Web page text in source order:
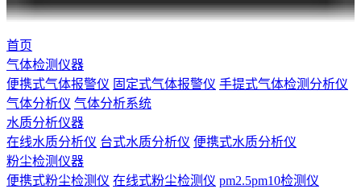
首页
气体检测仪器
便携式气体报警仪 固定式气体报警仪 手提式气体检测分析仪
气体分析仪 气体分析系统
水质分析仪器
在线水质分析仪 台式水质分析仪 便携式水质分析仪
粉尘检测仪器
便携式粉尘检测仪 在线式粉尘检测仪 pm2.5pm10检测仪